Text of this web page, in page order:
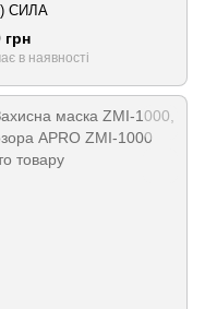
СИЛА
грн
в наявності